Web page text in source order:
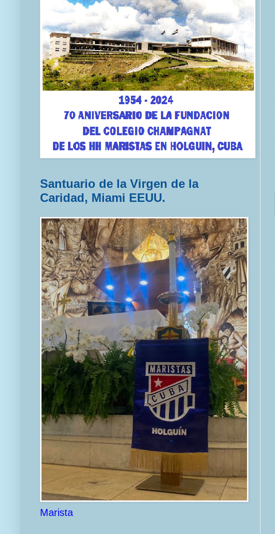
Santuario de la Virgen de la
Caridad, Miami EEUU.
Marista